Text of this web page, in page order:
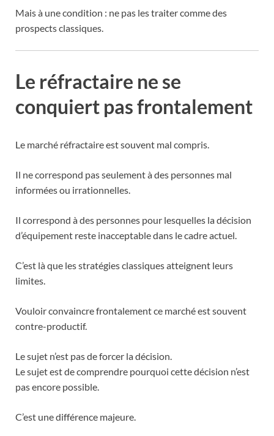
Mais à une condition : ne pas les traiter comme des
prospects classiques.
Le réfractaire ne se
conquiert pas frontalement
Le marché réfractaire est souvent mal compris.
Il ne correspond pas seulement à des personnes mal
informées ou irrationnelles.
Il correspond à des personnes pour lesquelles la décision
d’équipement reste inacceptable dans le cadre actuel.
C’est là que les stratégies classiques atteignent leurs
limites.
Vouloir convaincre frontalement ce marché est souvent
contre-productif.
Le sujet n’est pas de forcer la décision.
Le sujet est de comprendre pourquoi cette décision n’est
pas encore possible.
C’est une différence majeure.